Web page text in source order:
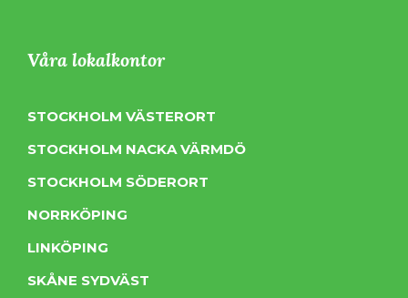
Våra lokalkontor
STOCKHOLM VÄSTERORT
STOCKHOLM NACKA VÄRMDÖ
STOCKHOLM SÖDERORT
NORRKÖPING
LINKÖPING
SKÅNE SYDVÄST